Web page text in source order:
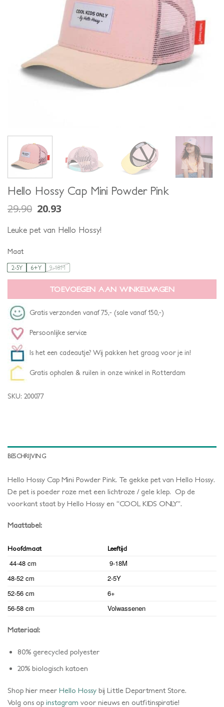
Hello Hossy Cap Mini Powder Pink
29.90 20.93
Leuke pet van Hello Hossy!
Maat
2-5Y 6+Y 9-18M
TOEVOEGEN AAN WINKELWAGEN
Gratis verzonden vanaf 75,- (sale vanaf 150,-)
Persoonlijke service
Is het een cadeautje? Wij pakken het graag voor je in!
Gratis ophalen & ruilen in onze winkel in Rotterdam
SKU: 200077
BESCHRIJVING
Hello Hossy Cap Mini Powder Pink. Te gekke pet van Hello Hossy.
De pet is poeder roze met een lichtroze / gele klep. Op de
voorkant staat by Hello Hossy en “COOL KIDS ONLY”.
Maattabel:
Hoofdmaat Leeftijd
44-48 cm
9-18M
48-52 cm
2-5Y
52-56 cm
6+
56-58 cm
Volwassenen
Materiaal:
80% gerecycled polyester
20% biologisch katoen
Shop hier meer Hello Hossy bij Little Department Store.
Volg ons op instagram voor nieuws en outfitinspiratie!